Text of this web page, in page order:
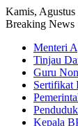
Kamis, Agustus
Breaking News
Menteri
Tinjau
Guru
Sertifikat
Kepala